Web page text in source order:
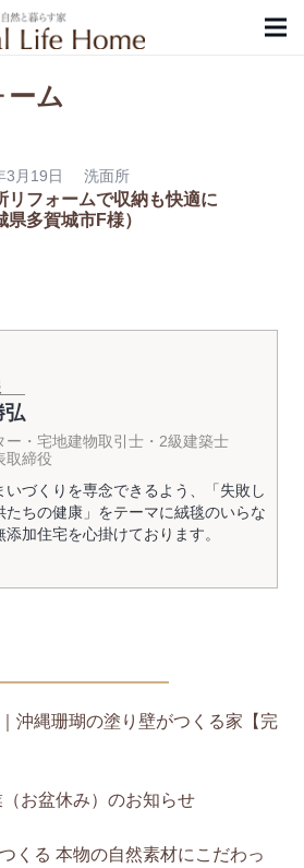
ーム
3月19日 洗面所
リフォームで収納も快適に
県多賀城市F様）
弘
ー・宅地建物取引士・2級建築士
取締役
いづくりを専念できるよう、「失敗し
たちの健康」をテーマに絨毯のいらな
加住宅を心掛けております。
沖縄珊瑚の塗り壁がつくる家【完
（お盆休み）のお知らせ
くる 本物の自然素材にこだわっ